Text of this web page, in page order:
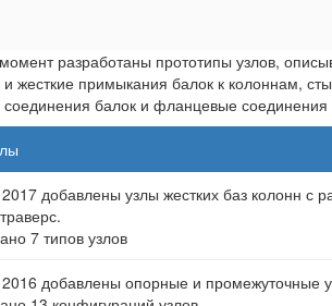
разработаны прототипы узлов,
жесткие примыкания балок к колоннам,
балок и фланцевые соединения
добавлены узлы жестких баз колонн с
7 типов узлов
добавлены опорные и промежуточные